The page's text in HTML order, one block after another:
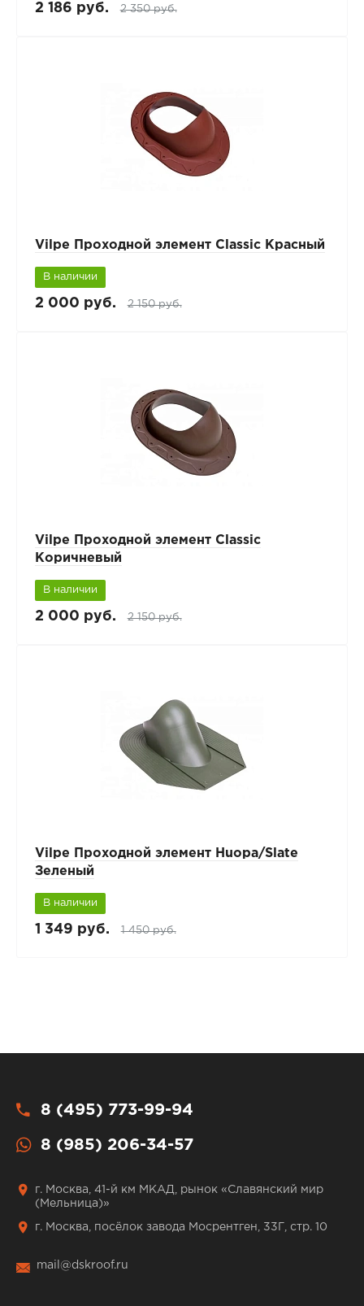
2 186 руб. 2 350 руб.
Vilpe Проходной элемент Classic Красный
В наличии
2 000 руб. 2 150 руб.
Vilpe Проходной элемент Classic
Коричневый
В наличии
2 000 руб. 2 150 руб.
Vilpe Проходной элемент Huopa/Slate
Зеленый
В наличии
1 349 руб. 1 450 руб.
8 (495) 773-99-94
8 (985) 206-34-57
г. Москва, 41-й км МКАД, рынок «Славянский мир
(Мельница)»
г. Москва, посёлок завода Мосрентген, 33Г, стр. 10
mail@dskroof.ru